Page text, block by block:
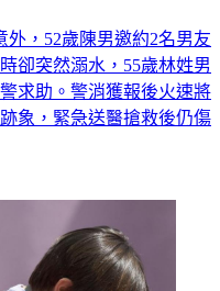
，52歲陳男邀約2名男友
卻突然溺水，55歲林姓男
求助。警消獲報後火速將
象，緊急送醫搶救後仍傷